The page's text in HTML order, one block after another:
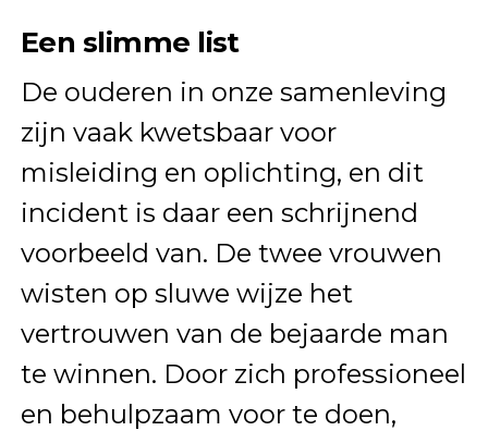
Een slimme list
De ouderen in onze samenleving
zijn vaak kwetsbaar voor
misleiding en oplichting, en dit
incident is daar een schrijnend
voorbeeld van. De twee vrouwen
wisten op sluwe wijze het
vertrouwen van de bejaarde man
te winnen. Door zich professioneel
en behulpzaam voor te doen,